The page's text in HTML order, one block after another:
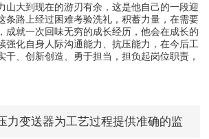
大到现在的游刃有余，这是他自己的一段迎
条路上经过困难考验洗礼，积蓄力量，在需要
成就一次回味无穷的成长经历，他会在成长的
强化自身人际沟通能力、抗压能力，在今后工
干、创新创造、勇于担当，担负起岗位职责，
力变送器为工艺过程提供准确的监